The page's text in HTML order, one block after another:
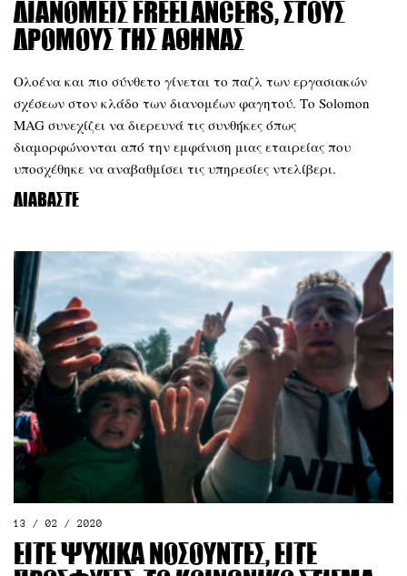
Διανομείς freelancers, στους
δρόμους της Αθήνας
Ολοένα και πιο σύνθετο γίνεται το παζλ των εργασιακών
σχέσεων στον κλάδο των διανομέων φαγητού. Το Solomon
MAG συνεχίζει να διερευνά τις συνθήκες όπως
διαμορφώνονται από την εμφάνιση μιας εταιρείας που
υποσχέθηκε να αναβαθμίσει τις υπηρεσίες ντελίβερι.
Διαβάστε
13 / 02 / 2020
Είτε ψυχικά νοσούντες, είτε